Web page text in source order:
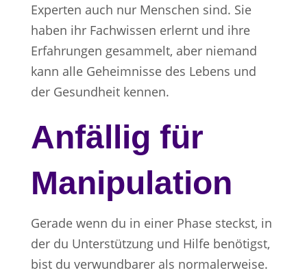
Experten auch nur Menschen sind. Sie
haben ihr Fachwissen erlernt und ihre
Erfahrungen gesammelt, aber niemand
kann alle Geheimnisse des Lebens und
der Gesundheit kennen.
Anfällig für
Manipulation
Gerade wenn du in einer Phase steckst, in
der du Unterstützung und Hilfe benötigst,
bist du verwundbarer als normalerweise.